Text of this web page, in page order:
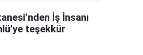
İş İnsanı
teşekkür